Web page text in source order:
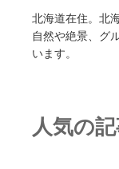
北海道在住。北
自然や絶景、グ
います。
人気の